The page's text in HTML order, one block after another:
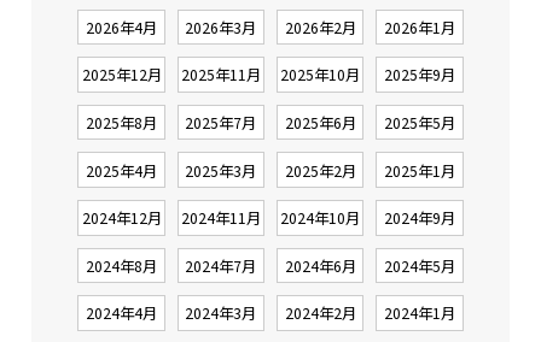
2026年4月 2026年3月 2026年2月 2026年1月
2025年12月 2025年11月 2025年10月 2025年9月
2025年8月 2025年7月 2025年6月 2025年5月
2025年4月 2025年3月 2025年2月 2025年1月
2024年12月 2024年11月 2024年10月 2024年9月
2024年8月 2024年7月 2024年6月 2024年5月
2024年4月 2024年3月 2024年2月 2024年1月